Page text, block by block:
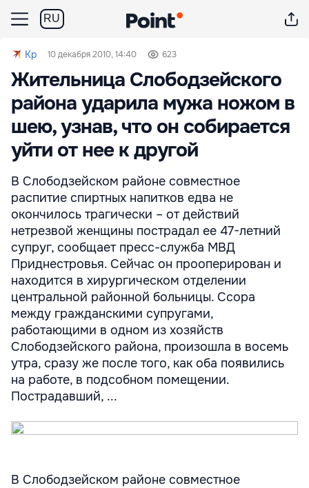
RU
Kp 10 декабря 2010, 14:40 623
Жительница Слободзейского
района ударила мужа ножом в
шею, узнав, что он собирается
уйти от нее к другой
В Слободзейском районе совместное
распитие спиртных напитков едва не
окончилось трагически – от действий
нетрезвой женщины пострадал ее 47-летний
супруг, сообщает пресс-служба МВД
Приднестровья. Сейчас он прооперирован и
находится в хирургическом отделении
центральной районной больницы. Ссора
между гражданскими супругами,
работающими в одном из хозяйств
Слободзейского района, произошла в восемь
утра, сразу же после того, как оба появились
на работе, в подсобном помещении.
Пострадавший, ...
В Слободзейском районе совместное